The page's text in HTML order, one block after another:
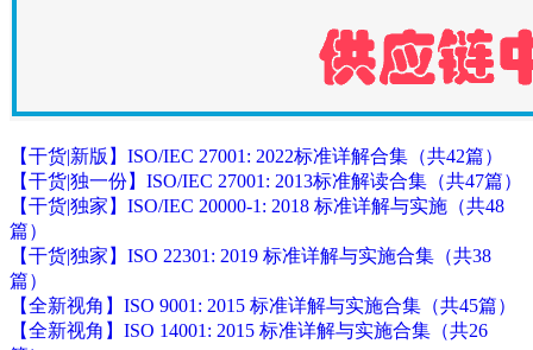
【干货|新版】ISO/IEC 27001: 2022标准详解合集（共42篇）
【干货|独一份】ISO/IEC 27001: 2013标准解读合集（共47篇）
【干货|独家】ISO/IEC 20000-1: 2018 标准详解与实施（共48
篇）
【干货|独家】ISO 22301: 2019 标准详解与实施合集（共38
篇）
【全新视角】ISO 9001: 2015 标准详解与实施合集（共45篇）
【全新视角】ISO 14001: 2015 标准详解与实施合集（共26